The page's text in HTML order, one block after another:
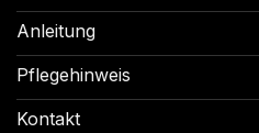
Anleitung
Pflegehinweis
Kontakt